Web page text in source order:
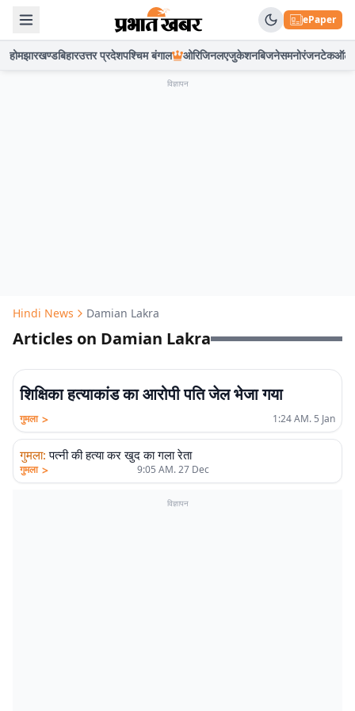
ePaper
होमझारखण्डबिहारउत्तर प्रदेशपश्चिम बंगाल ओरिजिनलएजुकेशनबिजनेसमनोरंजनटेकऑटो
विज्ञापन
Hindi News Damian Lakra
Articles on Damian Lakra
शिक्षिका हत्याकांड का आरोपी पति जेल भेजा गया
गुमला > 1:24 AM. 5 Jan
गुमला: पत्नी की हत्या कर खुद का गला रेता
गुमला > 9:05 AM. 27 Dec
विज्ञापन